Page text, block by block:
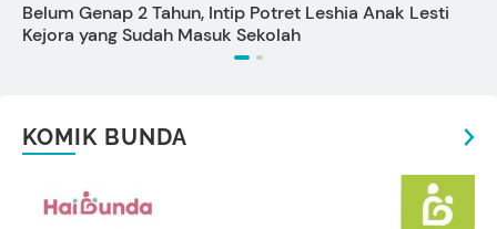
Belum Genap 2 Tahun, Intip Potret Leshia Anak Lesti
Kejora yang Sudah Masuk Sekolah
KOMIK BUNDA